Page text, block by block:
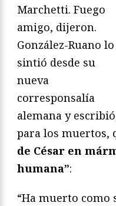
Marchetti. Fuego
amigo, dijeron.
González-Ruano lo
sintió desde su
nueva
corresponsalía
alemana y
para los muertos,
de César en
humana”:
“Ha muerto